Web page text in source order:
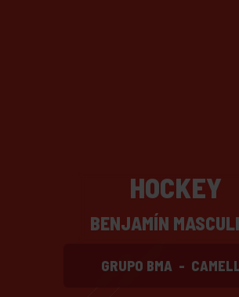
HOCKEY
BENJAMÍN
GRUPO BMA -